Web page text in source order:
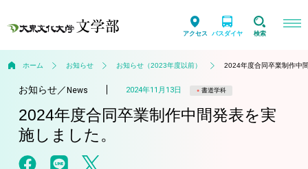
アクセス バスダイヤ 検索
ホーム お知らせ お知らせ（2023年度以前） 2024年度合同卒業制作中
お知らせ／ News 2024年11月13日 書道学科
2024年度合同卒業制作中間発表を実
施しました。